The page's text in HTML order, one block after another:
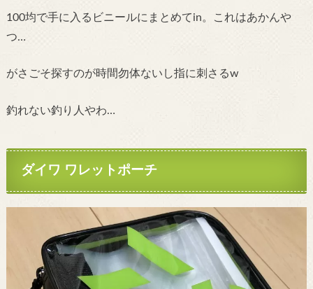
100均で手に入るビニールにまとめてin。これはあかんや
つ…
がさごそ探すのが時間勿体ないし指に刺さるw
釣れない釣り人やわ…
ダイワ ワレットポーチ